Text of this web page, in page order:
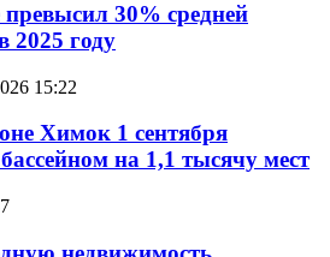
30% средней
2025 году
15:22
Химок 1 сентября
на 1,1 тысячу мест